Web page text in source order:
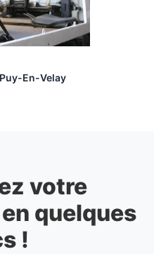
En-Velay
votre
en quelques
!